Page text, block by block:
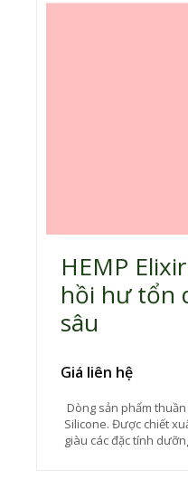
HEMP
hồi hư tổn
sâu
Giá liên hệ
Dòng sản phẩm
Silicone. Được chiết
giàu các đặc tính